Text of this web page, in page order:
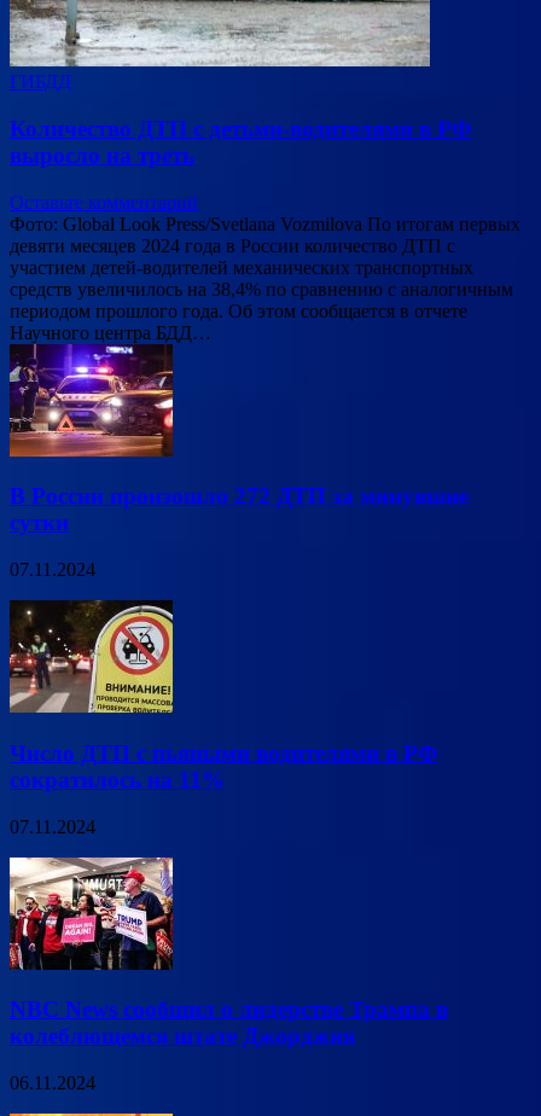
ГИБДД
Количество ДТП с детьми-водителями в РФ
выросло на треть
Оставьте комментарий
Фото: Global Look Press/Svetlana Vozmilova По итогам первых
девяти месяцев 2024 года в России количество ДТП с
участием детей-водителей механических транспортных
средств увеличилось на 38,4% по сравнению с аналогичным
периодом прошлого года. Об этом сообщается в отчете
Научного центра БДД…
В России произошло 272 ДТП за минувшие
сутки
07.11.2024
Число ДТП с пьяными водителями в РФ
сократилось на 11%
07.11.2024
NBC News сообщил о лидерстве Трампа в
колеблющемся штате Джорджия
06.11.2024